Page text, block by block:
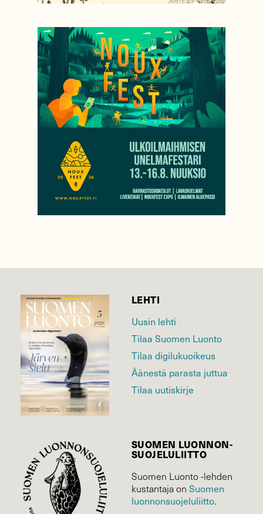
LEHTI
Uusin lehti
Tilaa Suomen Luonto
Tilaa digilukuoikeus
Äänestä parasta juttua
Tilaa uutiskirje
SUOMEN LUONNON­
SUOJELU­LIITTO
Suomen Luonto -lehden
kustantaja on Suomen
luonnonsuojelu­liitto.